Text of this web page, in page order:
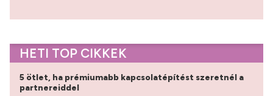
HETI TOP CIKKEK
5 ötlet, ha prémiumabb kapcsolatépítést szeretnél a
partnereiddel